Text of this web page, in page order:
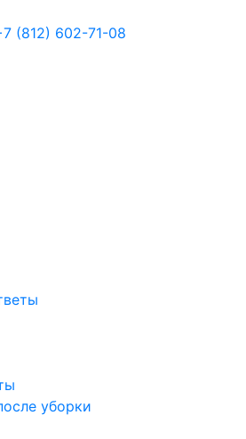
(812) 602-71-08
уборки